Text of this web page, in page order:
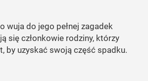
wuja do jego pełnej zagadek
się członkowie rodziny, którzy
by uzyskać swoją część spadku.